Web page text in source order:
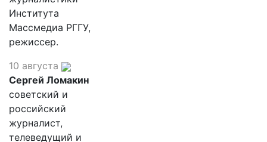
Института
Массмедиа РГГУ,
режиссер.
10 августа
Сергей Ломакин
советский и
российский
журналист,
телеведущий и